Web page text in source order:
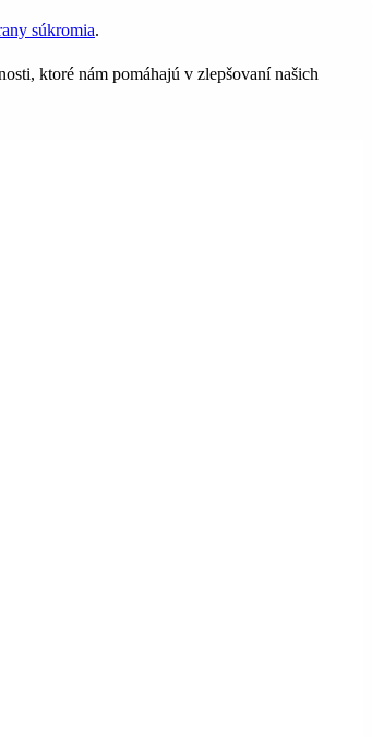
súkromia.
ktoré nám pomáhajú v zlepšovaní našich